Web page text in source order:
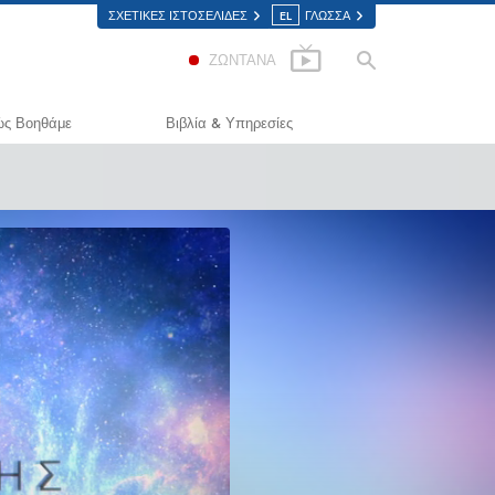
ΣΧΕΤΙΚΈΣ ΙΣΤΟΣΕΛΊΔΕΣ EL ΓΛΩΣΣΑ
ΖΩΝΤΑΝΑ
Βοηθάμε
για τα Ναρκωτικά
για τα Ανθρώπινα
Πολιτών για τα Ανθρώπινα
Βιβλία & Υπηρεσίες
Οι Εισαγωγικές Διαλέξεις
Εισαγωγικά Φιλμ
Εισαγωγικές Υπηρεσίες